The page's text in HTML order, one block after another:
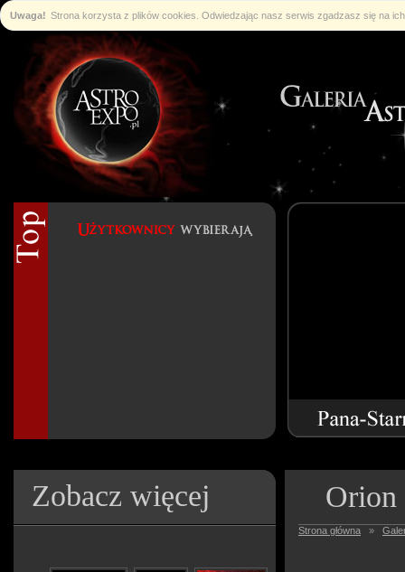
Uwaga! Strona korzysta z plików cookies. Odwiedzając nasz serwis zgadzasz się na
Zobacz więcej Orion
Strona główna »